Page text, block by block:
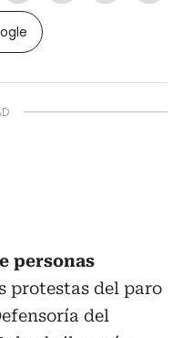
personas
protestas del paro
del